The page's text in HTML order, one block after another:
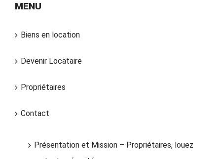
MENU
Biens en location
Devenir Locataire
Propriétaires
Contact
Présentation et Mission – Propriétaires, louez